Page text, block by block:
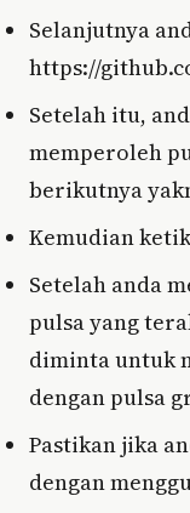
Selanjutnya
https://
Setelah itu,
memperoleh
berikutnya
Kemudian ketik
Setelah anda
pulsa yang
diminta untuk
dengan pulsa
Pastikan jika
dengan